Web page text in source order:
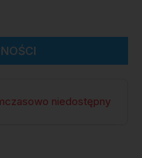
niedostępny